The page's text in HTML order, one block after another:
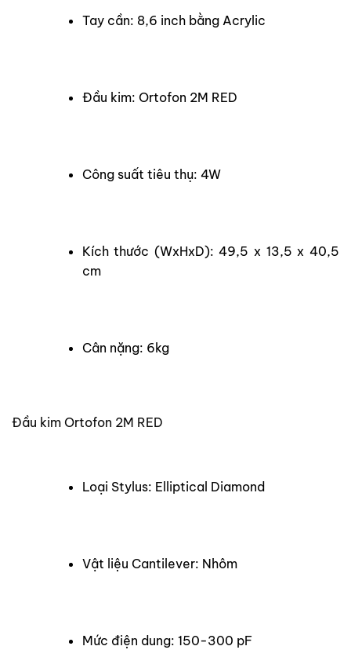
Tay cần: 8,6 inch bằng Acrylic
Đầu kim: Ortofon 2M RED
Công suất tiêu thụ: 4W
Kích thước (WxHxD): 49,5 x 13,5 x 40,5
cm
Cân nặng: 6kg
Đầu kim Ortofon 2M RED
Loại Stylus: Elliptical Diamond
Vật liệu Cantilever: Nhôm
Mức điện dung: 150-300 pF